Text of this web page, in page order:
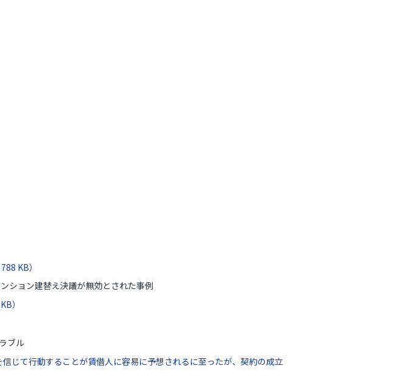
KB）
ョン建替え決議が無効とされた事例
）
ブル
じて行動することが賃借人に容易に予想されるに至ったが、契約の成立